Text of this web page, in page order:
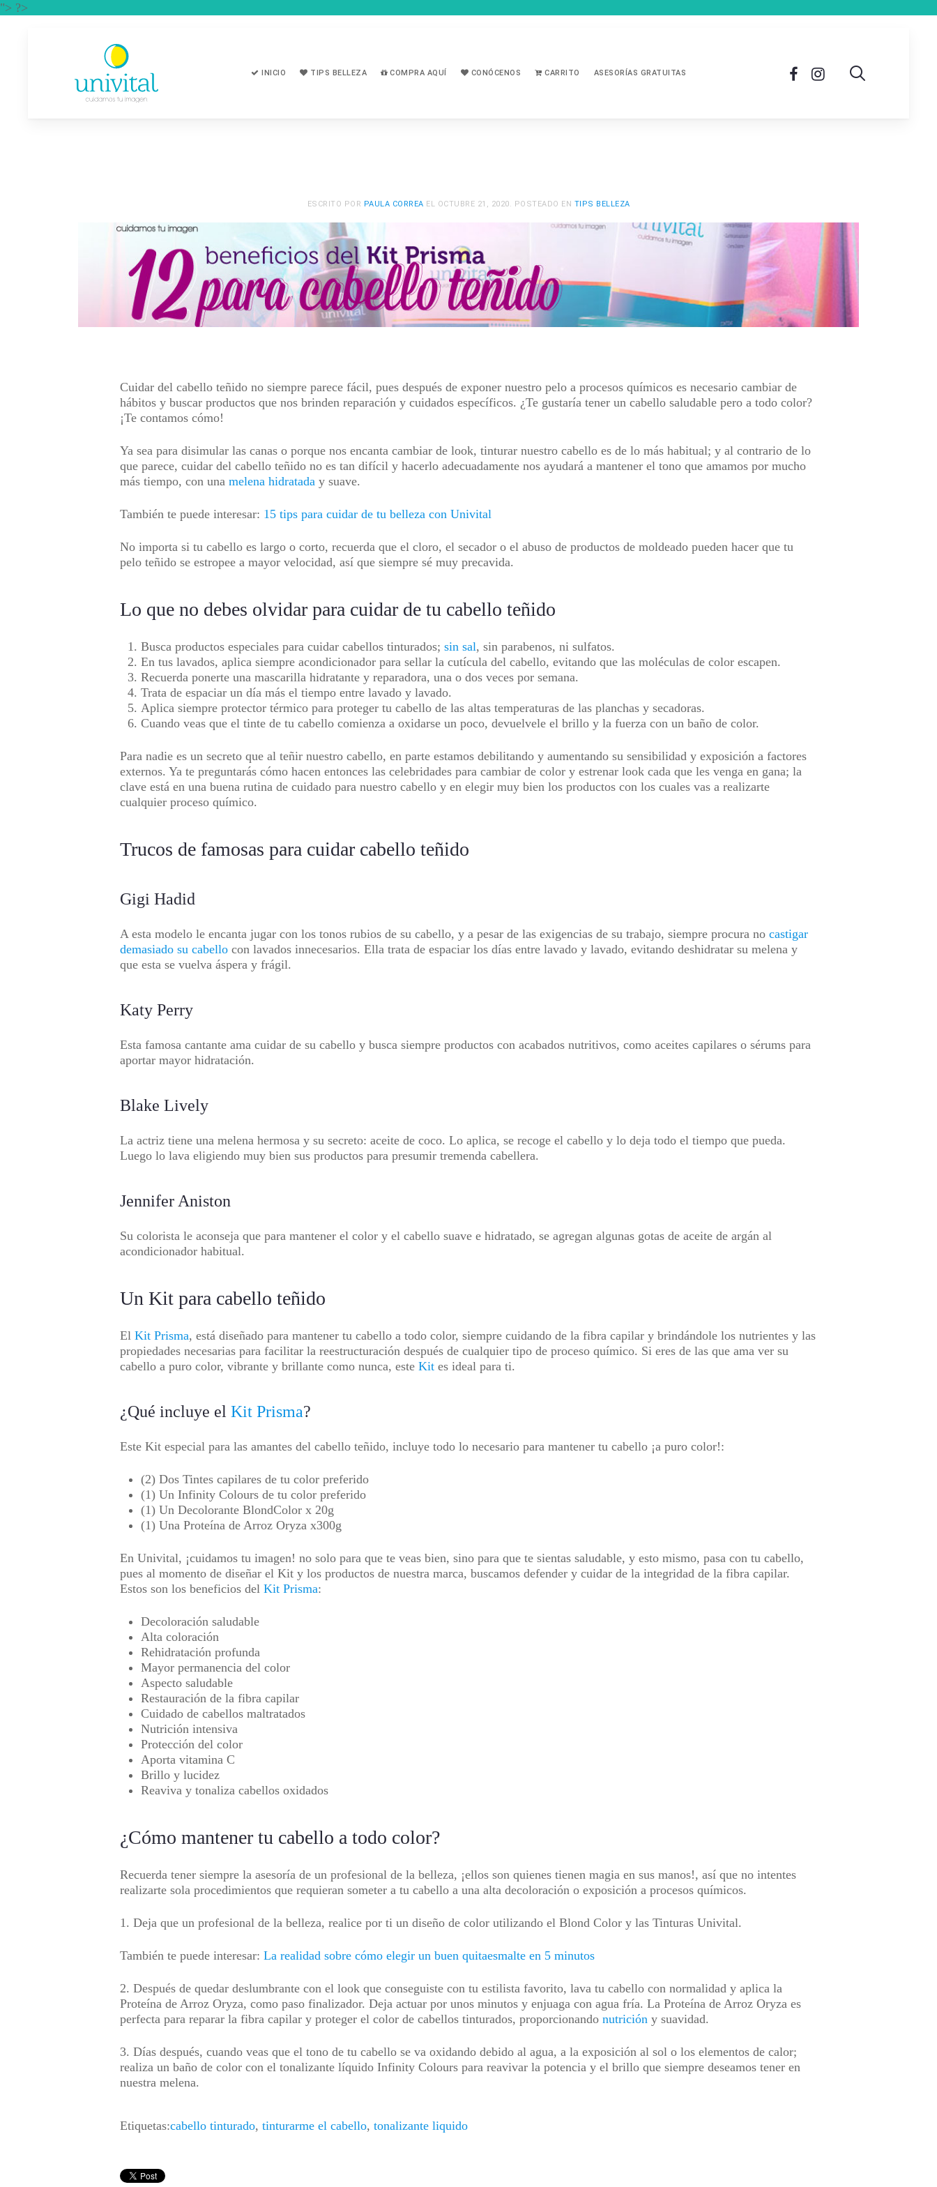
"> ?>
INICIO TIPS BELLEZA COMPRA AQUÍ CONÓCENOS CARRITO ASESORÍAS GRATUITAS
ESCRITO POR PAULA CORREA EL OCTUBRE 21, 2020. POSTEADO EN TIPS BELLEZA
Cuidar del cabello teñido no siempre parece fácil, pues después de exponer nuestro pelo a procesos químicos es necesario cambiar de
hábitos y buscar productos que nos brinden reparación y cuidados específicos. ¿Te gustaría tener un cabello saludable pero a todo color?
¡Te contamos cómo!
Ya sea para disimular las canas o porque nos encanta cambiar de look, tinturar nuestro cabello es de lo más habitual; y al contrario de lo
que parece, cuidar del cabello teñido no es tan difícil y hacerlo adecuadamente nos ayudará a mantener el tono que amamos por mucho
más tiempo, con una melena hidratada y suave.
También te puede interesar: 15 tips para cuidar de tu belleza con Univital
No importa si tu cabello es largo o corto, recuerda que el cloro, el secador o el abuso de productos de moldeado pueden hacer que tu
pelo teñido se estropee a mayor velocidad, así que siempre sé muy precavida.
Lo que no debes olvidar para cuidar de tu cabello teñido
Busca productos especiales para cuidar cabellos tinturados; sin sal, sin parabenos, ni sulfatos.
En tus lavados, aplica siempre acondicionador para sellar la cutícula del cabello, evitando que las moléculas de color escapen.
Recuerda ponerte una mascarilla hidratante y reparadora, una o dos veces por semana.
Trata de espaciar un día más el tiempo entre lavado y lavado.
Aplica siempre protector térmico para proteger tu cabello de las altas temperaturas de las planchas y secadoras.
Cuando veas que el tinte de tu cabello comienza a oxidarse un poco, devuelvele el brillo y la fuerza con un baño de color.
Para nadie es un secreto que al teñir nuestro cabello, en parte estamos debilitando y aumentando su sensibilidad y exposición a factores
externos. Ya te preguntarás cómo hacen entonces las celebridades para cambiar de color y estrenar look cada que les venga en gana; la
clave está en una buena rutina de cuidado para nuestro cabello y en elegir muy bien los productos con los cuales vas a realizarte
cualquier proceso químico.
Trucos de famosas para cuidar cabello teñido
Gigi Hadid
A esta modelo le encanta jugar con los tonos rubios de su cabello, y a pesar de las exigencias de su trabajo, siempre procura no castigar
demasiado su cabello con lavados innecesarios. Ella trata de espaciar los días entre lavado y lavado, evitando deshidratar su melena y
que esta se vuelva áspera y frágil.
Katy Perry
Esta famosa cantante ama cuidar de su cabello y busca siempre productos con acabados nutritivos, como aceites capilares o sérums para
aportar mayor hidratación.
Blake Lively
La actriz tiene una melena hermosa y su secreto: aceite de coco. Lo aplica, se recoge el cabello y lo deja todo el tiempo que pueda.
Luego lo lava eligiendo muy bien sus productos para presumir tremenda cabellera.
Jennifer Aniston
Su colorista le aconseja que para mantener el color y el cabello suave e hidratado, se agregan algunas gotas de aceite de argán al
acondicionador habitual.
Un Kit para cabello teñido
El Kit Prisma, está diseñado para mantener tu cabello a todo color, siempre cuidando de la fibra capilar y brindándole los nutrientes y las
propiedades necesarias para facilitar la reestructuración después de cualquier tipo de proceso químico. Si eres de las que ama ver su
cabello a puro color, vibrante y brillante como nunca, este Kit es ideal para ti.
¿Qué incluye el Kit Prisma?
Este Kit especial para las amantes del cabello teñido, incluye todo lo necesario para mantener tu cabello ¡a puro color!:
(2) Dos Tintes capilares de tu color preferido
(1) Un Infinity Colours de tu color preferido
(1) Un Decolorante BlondColor x 20g
(1) Una Proteína de Arroz Oryza x300g
En Univital, ¡cuidamos tu imagen! no solo para que te veas bien, sino para que te sientas saludable, y esto mismo, pasa con tu cabello,
pues al momento de diseñar el Kit y los productos de nuestra marca, buscamos defender y cuidar de la integridad de la fibra capilar.
Estos son los beneficios del Kit Prisma:
Decoloración saludable
Alta coloración
Rehidratación profunda
Mayor permanencia del color
Aspecto saludable
Restauración de la fibra capilar
Cuidado de cabellos maltratados
Nutrición intensiva
Protección del color
Aporta vitamina C
Brillo y lucidez
Reaviva y tonaliza cabellos oxidados
¿Cómo mantener tu cabello a todo color?
Recuerda tener siempre la asesoría de un profesional de la belleza, ¡ellos son quienes tienen magia en sus manos!, así que no intentes
realizarte sola procedimientos que requieran someter a tu cabello a una alta decoloración o exposición a procesos químicos.
1. Deja que un profesional de la belleza, realice por ti un diseño de color utilizando el Blond Color y las Tinturas Univital.
También te puede interesar: La realidad sobre cómo elegir un buen quitaesmalte en 5 minutos
2. Después de quedar deslumbrante con el look que conseguiste con tu estilista favorito, lava tu cabello con normalidad y aplica la
Proteína de Arroz Oryza, como paso finalizador. Deja actuar por unos minutos y enjuaga con agua fría. La Proteína de Arroz Oryza es
perfecta para reparar la fibra capilar y proteger el color de cabellos tinturados, proporcionando nutrición y suavidad.
3. Días después, cuando veas que el tono de tu cabello se va oxidando debido al agua, a la exposición al sol o los elementos de calor;
realiza un baño de color con el tonalizante líquido Infinity Colours para reavivar la potencia y el brillo que siempre deseamos tener en
nuestra melena.
Etiquetas:cabello tinturado, tinturarme el cabello, tonalizante liquido